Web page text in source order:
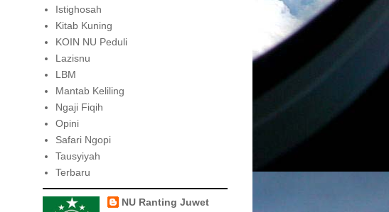
Istighosah
Kitab Kuning
KOIN NU Peduli
Lazisnu
LBM
Mantab Keliling
Ngaji Fiqih
Opini
Safari Ngopi
Tausyiyah
Terbaru
NU Ranting Juwet